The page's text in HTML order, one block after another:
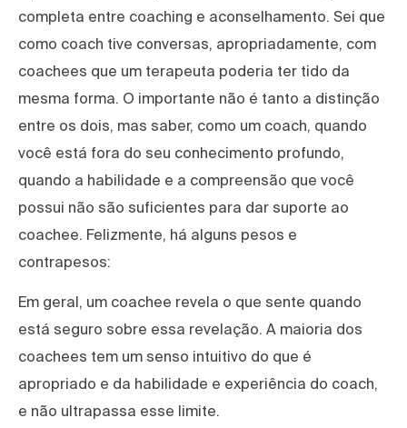
completa entre coaching e aconselhamento. Sei que
como coach tive conversas, apropriadamente, com
coachees que um terapeuta poderia ter tido da
mesma forma. O importante não é tanto a distinção
entre os dois, mas saber, como um coach, quando
você está fora do seu conhecimento profundo,
quando a habilidade e a compreensão que você
possui não são suficientes para dar suporte ao
coachee. Felizmente, há alguns pesos e
contrapesos:
Em geral, um coachee revela o que sente quando
está seguro sobre essa revelação. A maioria dos
coachees tem um senso intuitivo do que é
apropriado e da habilidade e experiência do coach,
e não ultrapassa esse limite.